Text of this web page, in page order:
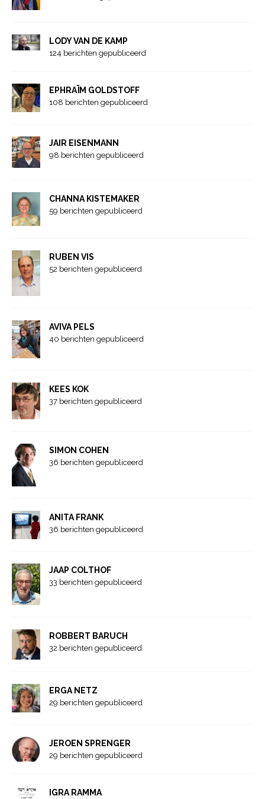
LODY VAN DE KAMP
124 berichten gepubliceerd
EPHRAÏM GOLDSTOFF
108 berichten gepubliceerd
JAIR EISENMANN
98 berichten gepubliceerd
CHANNA KISTEMAKER
59 berichten gepubliceerd
RUBEN VIS
52 berichten gepubliceerd
AVIVA PELS
40 berichten gepubliceerd
KEES KOK
37 berichten gepubliceerd
SIMON COHEN
36 berichten gepubliceerd
ANITA FRANK
36 berichten gepubliceerd
JAAP COLTHOF
33 berichten gepubliceerd
ROBBERT BARUCH
32 berichten gepubliceerd
ERGA NETZ
29 berichten gepubliceerd
JEROEN SPRENGER
29 berichten gepubliceerd
IGRA RAMMA